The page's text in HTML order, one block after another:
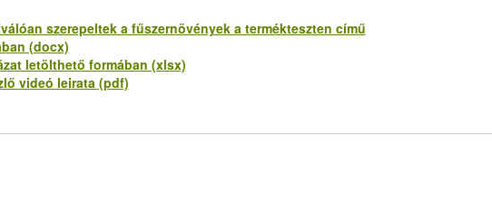
szerepeltek a fűszernövények a termékteszten című
(docx)
letölthető formában (xlsx)
videó leirata (pdf)